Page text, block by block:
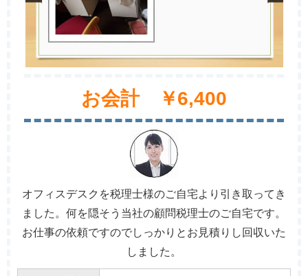
お会計 ￥6,400
オフィスデスクを税理士様のご自宅より引き取ってき
ました。何を隠そう当社の顧問税理士のご自宅です。
お仕事の依頼ですのでしっかりとお見積りし回収いた
しました。